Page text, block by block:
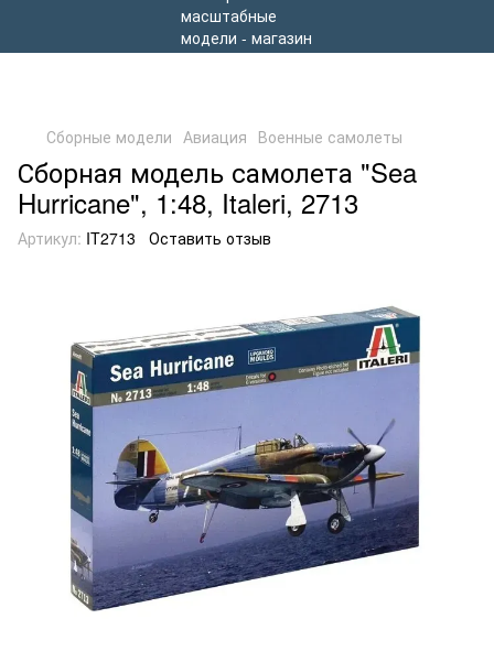
Сборные модели Авиация Военные самолеты
Сборная модель самолета "Sea
Hurricane", 1:48, Italeri, 2713
Артикул: IT2713 Оставить отзыв